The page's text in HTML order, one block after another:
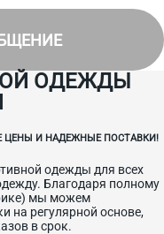
ОДЕЖДЫ
ЦЕНЫ И НАДЕЖНЫЕ ПОСТАВКИ!
одежды для всех
Благодаря полному
мы можем
на регулярной основе,
в срок.